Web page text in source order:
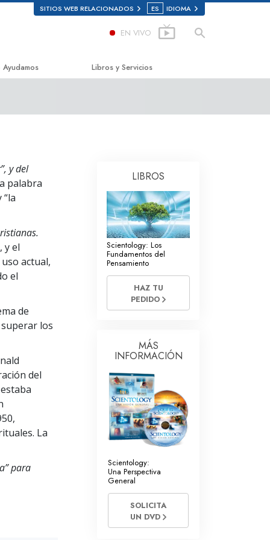
SITIOS WEB RELACIONADOS ES IDIOMA
EN VIVO
Ayudamos
Sobre las Drogas
de Ciudadanos por los
Humanos
Voluntarios de Scientology
Libros y Servicios
Películas Introductorias
Servicios Iniciales
y del
palabra
y el
actual,
el
de
los
del
La
para
LIBROS
Scientology: Los
Fundamentos del
Pensamiento
HAZ TU
PEDIDO
MÁS
INFORMACIÓN
Scientology:
Una Perspectiva
General
SOLICITA
UN DVD